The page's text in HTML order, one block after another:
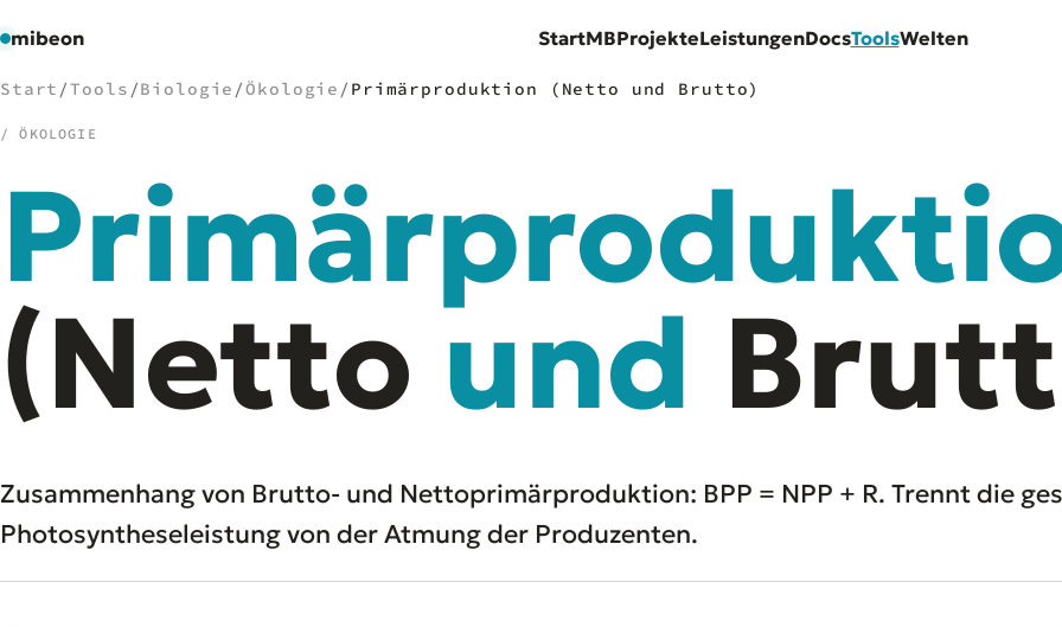
mibeon StartMBProjekteLeistungenDocsToolsWelten
NAVIGATION
Projekte
Leistungen
Docs
Tools
Start /Tools /Biologie /Ökologie / Primärproduktion (Netto und Brutto)
/ ÖKOLOGIE
(Netto und
Zusammenhang von Brutto- und Nettoprimärproduktion: BPP = NPP + R. Trennt die
Photosyntheseleistung von der Atmung der Produzenten.